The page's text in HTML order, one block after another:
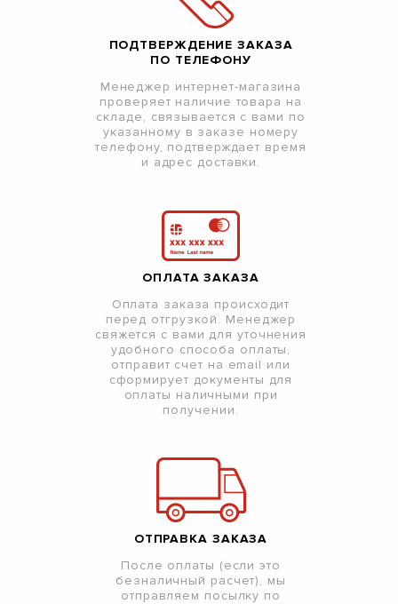
ПОДТВЕРЖДЕНИЕ ЗАКАЗА
ПО ТЕЛЕФОНУ
Менеджер интернет-магазина
проверяет наличие товара на
складе, связывается с вами по
указанному в заказе номеру
телефону, подтверждает время
и адрес доставки.
ОПЛАТА ЗАКАЗА
Оплата заказа происходит
перед отгрузкой. Менеджер
свяжется с вами для уточнения
удобного способа оплаты,
отправит счет на email или
сформирует документы для
оплаты наличными при
получении.
ОТПРАВКА ЗАКАЗА
После оплаты (если это
безналичный расчет), мы
отправляем посылку по